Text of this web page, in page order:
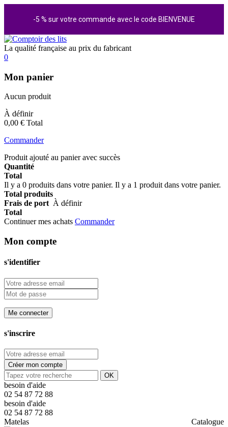
-5 % sur votre commande avec le code BIENVENUE
La qualité française au prix du fabricant
0
Mon panier
Aucun produit
À définir
0,00 € Total
Commander
Produit ajouté au panier avec succès
Quantité
Total
Il y a 0 produits dans votre panier. Il y a 1 produit dans votre panier.
Total produits
Frais de port À définir
Total
Continuer mes achats Commander
Mon compte
s'identifier
Me connecter
s'inscrire
Créer mon compte
OK
besoin d'aide
02 54 87 72 88
besoin d'aide
02 54 87 72 88
Catalogue
Matelas